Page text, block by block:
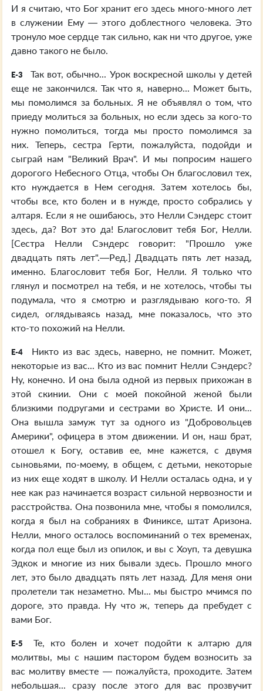
И я считаю, что Бог хранит его здесь много-много лет
в служении Ему — этого доблестного человека. Это
тронуло мое сердце так сильно, как ни что другое, уже
давно такого не было.
E-3
Так вот, обычно... Урок воскресной школы у детей
еще не закончился. Так что я, наверно... Может быть,
мы помолимся за больных. Я не объявлял о том, что
приеду молиться за больных, но если здесь за кого-то
нужно помолиться, тогда мы просто помолимся за
них. Теперь, сестра Герти, пожалуйста, подойди и
сыграй нам "Великий Врач". И мы попросим нашего
дорогого Небесного Отца, чтобы Он благословил тех,
кто нуждается в Нем сегодня. Затем хотелось бы,
чтобы все, кто болен и в нужде, просто собрались у
алтаря. Если я не ошибаюсь, это Нелли Сэндерс стоит
здесь, да? Вот это да! Благословит тебя Бог, Нелли.
[Сестра Нелли Сэндерс говорит: "Прошло уже
двадцать пять лет".—Ред.] Двадцать пять лет назад,
именно. Благословит тебя Бог, Нелли. Я только что
глянул и посмотрел на тебя, и не хотелось, чтобы ты
подумала, что я смотрю и разглядываю кого-то. Я
сидел, оглядываясь назад, мне показалось, что это
кто-то похожий на Нелли.
E-4
Никто из вас здесь, наверно, не помнит. Может,
некоторые из вас... Кто из вас помнит Нелли Сэндерс?
Ну, конечно. И она была одной из первых прихожан в
этой скинии. Они с моей покойной женой были
близкими подругами и сестрами во Христе. И они...
Она вышла замуж тут за одного из "Добровольцев
Америки", офицера в этом движении. И он, наш брат,
отошел к Богу, оставив ее, мне кажется, с двумя
сыновьями, по-моему, в общем, с детьми, некоторые
из них еще ходят в школу. И Нелли осталась одна, и у
нее как раз начинается возраст сильной нервозности и
расстройства. Она позвонила мне, чтобы я помолился,
когда я был на собраниях в Финиксе, штат Аризона.
Нелли, много осталось воспоминаний о тех временах,
когда пол еще был из опилок, и вы с Хоуп, та девушка
Эдкок и многие из них бывали здесь. Прошло много
лет, это было двадцать пять лет назад. Для меня они
пролетели так незаметно. Мы... мы быстро мчимся по
дороге, это правда. Ну что ж, теперь да пребудет с
вами Бог.
E-5
Те, кто болен и хочет подойти к алтарю для
молитвы, мы с нашим пастором будем возносить за
вас молитву вместе — пожалуйста, проходите. Затем
небольшая... сразу после этого для вас прозвучит